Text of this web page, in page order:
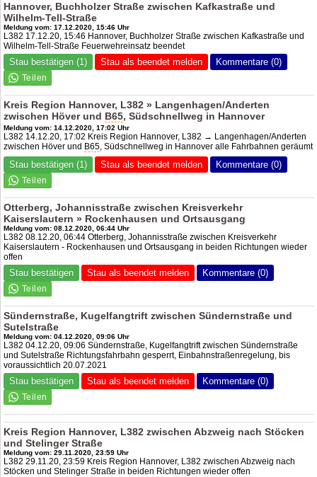
Hannover, Buchholzer Straße zwischen Kafkastraße und
Wilhelm-Tell-Straße
Meldung vom: 17.12.2020, 15:46 Uhr
L382 17.12.20, 15:46 Hannover, Buchholzer Straße zwischen Kafkastraße und
Wilhelm-Tell-Straße Feuerwehreinsatz beendet
Stau bestätigen (1) Stau als beendet melden Kommentare (0)
Kreis Region Hannover, L382 » Langenhagen/Anderten
zwischen Höver und B65, Südschnellweg in Hannover
Meldung vom: 14.12.2020, 17:02 Uhr
L382 14.12.20, 17:02 Kreis Region Hannover, L382 → Langenhagen/Anderten
zwischen Höver und B65, Südschnellweg in Hannover alle Fahrbahnen geräumt
Stau bestätigen (1) Stau als beendet melden Kommentare (0)
Otterberg, Johannisstraße zwischen Kreisverkehr
Kaiserslautern » Rockenhausen und Ortsausgang
Meldung vom: 08.12.2020, 06:44 Uhr
L382 08.12.20, 06:44 Otterberg, Johannisstraße zwischen Kreisverkehr
Kaiserslautern - Rockenhausen und Ortsausgang in beiden Richtungen wieder
offen
Stau bestätigen Stau als beendet melden Kommentare (0)
Sündernstraße, Kugelfangtrift zwischen Sündernstraße und
Sutelstraße
Meldung vom: 04.12.2020, 09:06 Uhr
L382 04.12.20, 09:06 Sündernstraße, Kugelfangtrift zwischen Sündernstraße
und Sutelstraße Richtungsfahrbahn gesperrt, Einbahnstraßenregelung, bis
voraussichtlich 20.07.2021
Stau bestätigen Stau als beendet melden Kommentare (0)
Kreis Region Hannover, L382 zwischen Abzweig nach Stöcken
und Stelinger Straße
Meldung vom: 29.11.2020, 23:59 Uhr
L382 29.11.20, 23:59 Kreis Region Hannover, L382 zwischen Abzweig nach
Stöcken und Stelinger Straße in beiden Richtungen wieder offen